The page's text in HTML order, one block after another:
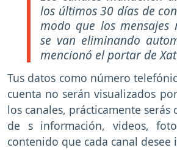
los últimos 30 días de
modo que los mensajes
se van eliminando
mencionó el portar de
Tus datos como número
cuenta no serán visualizados
los canales, prácticamente
de s información, videos,
contenido que cada canal desee